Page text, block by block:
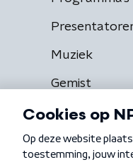
Muziek
Gemist
Algemene